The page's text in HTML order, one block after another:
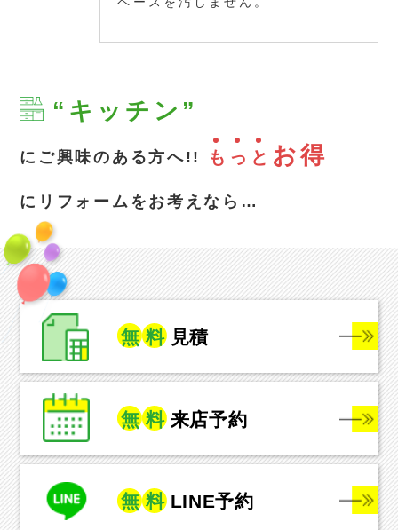
“キッチン”
にご興味のある方へ!! も っ と お得
にリフォームをお考えなら…
無 料 見積
無 料 来店予約
無 料 LINE予約